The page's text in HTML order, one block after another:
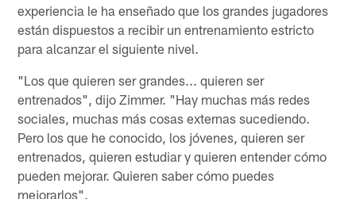
experiencia le ha enseñado que los grandes jugadores
están dispuestos a recibir un entrenamiento estricto
para alcanzar el siguiente nivel.
"Los que quieren ser grandes... quieren ser
entrenados", dijo Zimmer. "Hay muchas más redes
sociales, muchas más cosas externas sucediendo.
Pero los que he conocido, los jóvenes, quieren ser
entrenados, quieren estudiar y quieren entender cómo
pueden mejorar. Quieren saber cómo puedes
mejorarlos".